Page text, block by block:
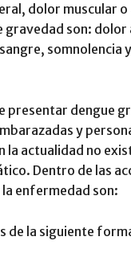
dolor muscular
gravedad son:
somnolencia
presentar dengue
y
la actualidad no
Dentro de las
enfermedad son:
de la siguiente